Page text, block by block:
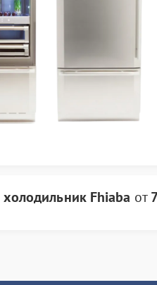
холодильник Fhiaba от